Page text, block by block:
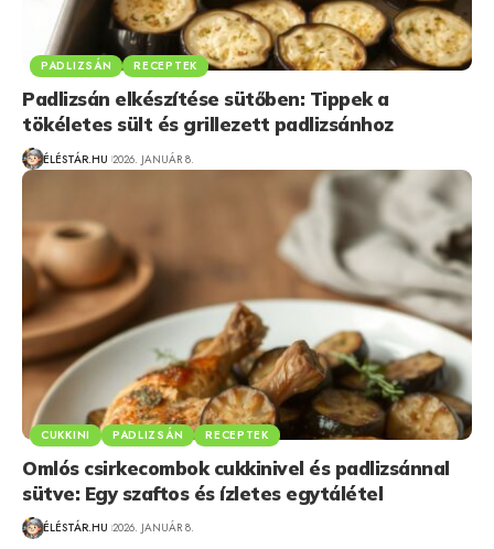
PADLIZSÁN RECEPTEK
Padlizsán elkészítése sütőben: Tippek a
tökéletes sült és grillezett padlizsánhoz
ÉLÉSTÁR.HU 2026. JANUÁR 8.
CUKKINI PADLIZSÁN RECEPTEK
Omlós csirkecombok cukkinivel és padlizsánnal
sütve: Egy szaftos és ízletes egytálétel
ÉLÉSTÁR.HU 2026. JANUÁR 8.